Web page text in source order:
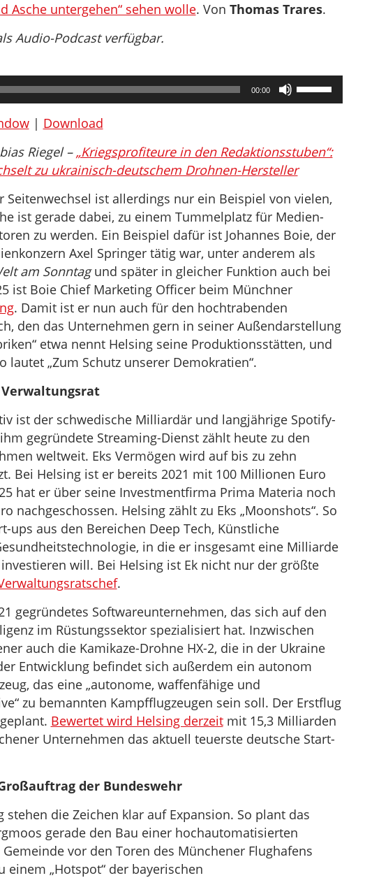
Asche untergehen“ sehen wolle. Von Thomas Trares.
Audio-Podcast verfügbar.
00:00
Pfeiltasten
Hoch/Runter
die
Lautstärke
regeln.
| Download
Riegel – „Kriegsprofiteure in den Redaktionsstuben“:
zu ukrainisch-deutschem Drohnen-Hersteller
Seitenwechsel ist allerdings nur ein Beispiel von vielen,
ist gerade dabei, zu einem Tummelplatz für Medien-
zu werden. Ein Beispiel dafür ist Johannes Boie, der
Axel Springer tätig war, unter anderem als
am Sonntagund später in gleicher Funktion auch bei
ist Boie Chief Marketing Officer beim Münchner
. Damit ist er nun auch für den hochtrabenden
den das Unternehmen gern in seiner Außendarstellung
etwa nennt Helsing seine Produktionsstätten, und
lautet „Zum Schutz unserer Demokratien“.
ist der schwedische Milliardär und langjährige Spotify-
gegründete Streaming-Dienst zählt heute zu den
weltweit. Eks Vermögen wird auf bis zu zehn
Bei Helsing ist er bereits 2021 mit 100 Millionen Euro
hat er über seine Investmentfirma Prima Materia noch
nachgeschossen. Helsing zählt zu Eks „Moonshots“. So
ups aus den Bereichen Deep Tech, Künstliche
in die er insgesamt eine Milliarde
will. Bei Helsing ist Ek nicht nur der größte
.
gegründetes Softwareunternehmen, das sich auf den
im Rüstungssektor spezialisiert hat. Inzwischen
auch die Kamikaze-Drohne HX-2, die in der Ukraine
Entwicklung befindet sich außerdem ein autonom
das eine „autonome, waffenfähige und
zu bemannten Kampfflugzeugen sein soll. Der Erstflug
Bewertet wird Helsing derzeitmit 15,3 Milliarden
Unternehmen das aktuell teuerste deutsche Start-
der Bundeswehr
stehen die Zeichen klar auf Expansion. So plant das
gerade den Bau einer hochautomatisierten
Gemeinde vor den Toren des Münchener Flughafens
einem „Hotspot“ der bayerischen